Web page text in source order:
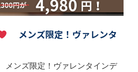
メンズ限定！ヴァレンタ
メンズ限定！ヴァレンタインデ